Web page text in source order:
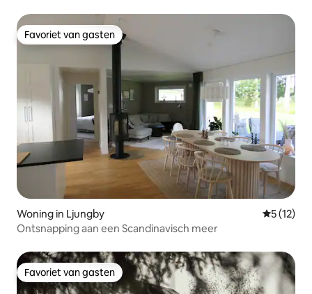
Favoriet van gasten
Favoriet van gasten
Woning in Ljungby
5 (12)
Ontsnapping aan een Scandinavisch meer
Favoriet van gasten
Favoriet van gasten